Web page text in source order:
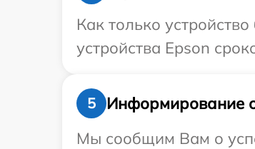
Как только
устройства Epson
5
Информирование
Мы сообщим Вам о